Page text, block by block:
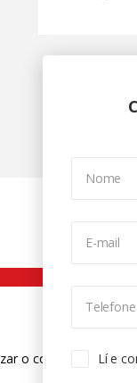
Nome
E-mail
Lí e
o conteúdo. Para